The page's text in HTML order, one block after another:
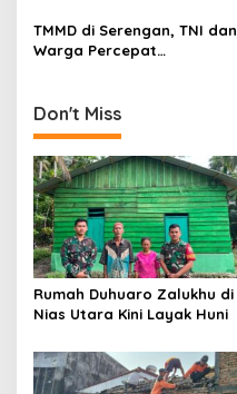
o
TMMD di Serengan, TNI dan
Warga Percepat
Don't Miss
Rumah Duhuaro Zalukhu di
Nias Utara Kini Layak Huni